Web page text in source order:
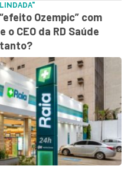
Ozempic” com
CEO da RD Saúde
tanto?